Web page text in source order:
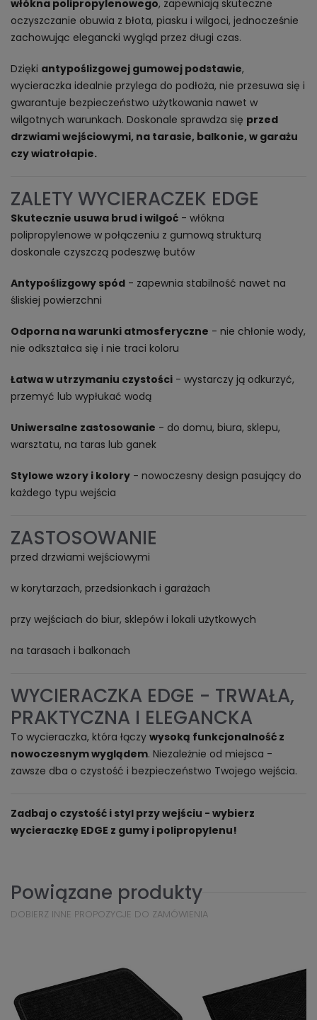
włókna polipropylenowego, zapewniają skuteczne
oczyszczanie obuwia z błota, piasku i wilgoci, jednocześnie
zachowując elegancki wygląd przez długi czas.
Dzięki antypoślizgowej gumowej podstawie,
wycieraczka idealnie przylega do podłoża, nie przesuwa się i
gwarantuje bezpieczeństwo użytkowania nawet w
wilgotnych warunkach. Doskonale sprawdza się przed
drzwiami wejściowymi, na tarasie, balkonie, w garażu
czy wiatrołapie.
ZALETY WYCIERACZEK EDGE
Skutecznie usuwa brud i wilgoć - włókna
polipropylenowe w połączeniu z gumową strukturą
doskonale czyszczą podeszwę butów
Antypoślizgowy spód - zapewnia stabilność nawet na
śliskiej powierzchni
Odporna na warunki atmosferyczne - nie chłonie wody,
nie odkształca się i nie traci koloru
Łatwa w utrzymaniu czystości - wystarczy ją odkurzyć,
przemyć lub wypłukać wodą
Uniwersalne zastosowanie - do domu, biura, sklepu,
warsztatu, na taras lub ganek
Stylowe wzory i kolory - nowoczesny design pasujący do
każdego typu wejścia
ZASTOSOWANIE
przed drzwiami wejściowymi
w korytarzach, przedsionkach i garażach
przy wejściach do biur, sklepów i lokali użytkowych
na tarasach i balkonach
WYCIERACZKA EDGE - TRWAŁA,
PRAKTYCZNA I ELEGANCKA
To wycieraczka, która łączy wysoką funkcjonalność z
nowoczesnym wyglądem. Niezależnie od miejsca -
zawsze dba o czystość i bezpieczeństwo Twojego wejścia.
Zadbaj o czystość i styl przy wejściu - wybierz
wycieraczkę EDGE z gumy i polipropylenu!
Powiązane produkty
DOBIERZ INNE PROPOZYCJE DO ZAMÓWIENIA